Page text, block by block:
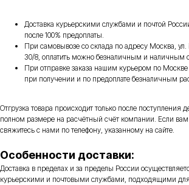
Доставка курьерскими службами и почтой
после 100% предоплаты.
При самовывозе со склада по адресу Москва,
30/8, оплатить можно безналичным и наличным
При отправке заказа нашим курьером по
при получении и по предоплате безналичным
Отгрузка товара происходит только после поступления
полном размере на расчётный счёт компании. Если вам
свяжитесь с нами по телефону, указанному на сайте.
Особенности доставки:
Доставка в пределах и за пределы России
курьерскими и почтовыми службами, подходящими для